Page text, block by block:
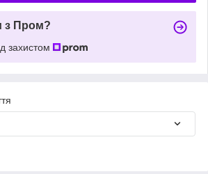
з Пром?
захистом